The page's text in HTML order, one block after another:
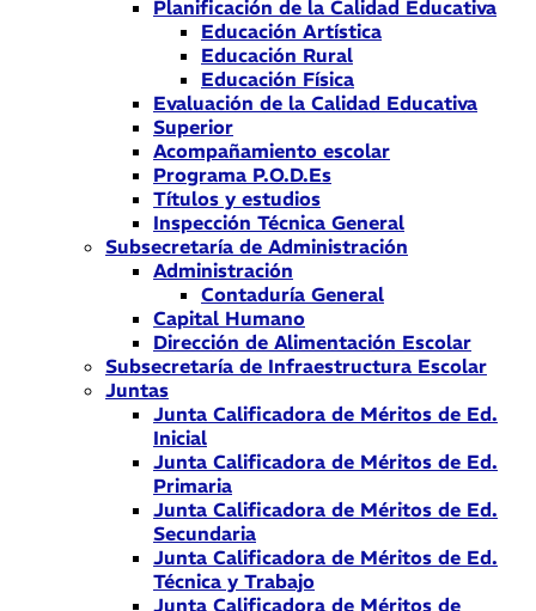
Planificación de la Calidad Educativa
Educación Artística
Educación Rural
Educación Física
Evaluación de la Calidad Educativa
Superior
Acompañamiento escolar
Programa P.O.D.Es
Títulos y estudios
Inspección Técnica General
Subsecretaría de Administración
Administración
Contaduría General
Capital Humano
Dirección de Alimentación Escolar
Subsecretaría de Infraestructura Escolar
Juntas
Junta Calificadora de Méritos de Ed.
Inicial
Junta Calificadora de Méritos de Ed.
Primaria
Junta Calificadora de Méritos de Ed.
Secundaria
Junta Calificadora de Méritos de Ed.
Técnica y Trabajo
Junta Calificadora de Méritos de